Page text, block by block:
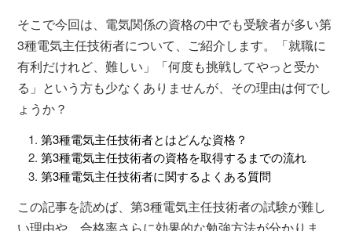
そこで今回は、電気関係の資格の中でも受験者が多い第
3種電気主任技術者について、ご紹介します。「就職に
有利だけれど、難しい」「何度も挑戦してやっと受か
る」という方も少なくありませんが、その理由は何でし
ょうか？
第3種電気主任技術者とはどんな資格？
第3種電気主任技術者の資格を取得するまでの流れ
第3種電気主任技術者に関するよくある質問
この記事を読めば、第3種電気主任技術者の試験が難し
い理由や、合格率さらに効果的な勉強方法が分かりま